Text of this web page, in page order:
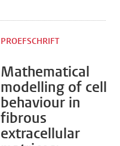
Mathematical
modelling of cell
behaviour in
fibrous
extracellular
PROEFSCHRIFT